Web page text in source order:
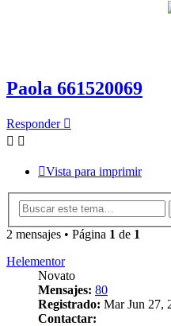
Paola 661520069
Responder
Vista para imprimir
2 mensajes • Página 1 de 1
Helementor
Novato
Mensajes: 80
Registrado: Mar Jun 27,
Contactar: